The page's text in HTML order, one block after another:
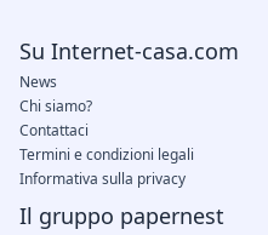
Su Internet-casa.com
News
Chi siamo?
Contattaci
Termini e condizioni legali
Informativa sulla privacy
Il gruppo papernest